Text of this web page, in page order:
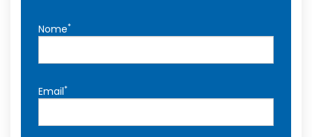
Nome*
Email*